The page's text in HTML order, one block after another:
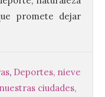
promete dejar
, Deportes, nieve
ciudades,
y el